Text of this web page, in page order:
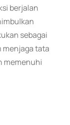
berjalan
sebagai
menjaga tata
memenuhi